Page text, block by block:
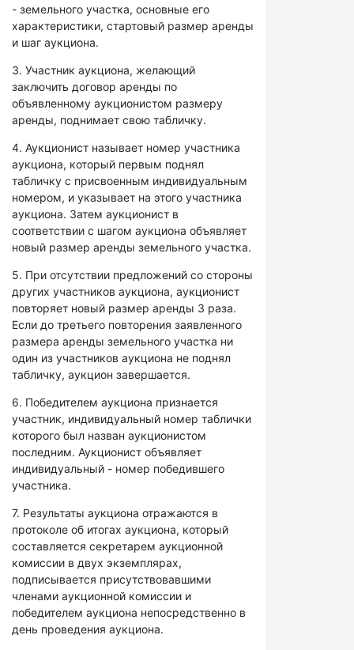
- земельного участка, основные его
характеристики, стартовый размер аренды
и шаг аукциона.
3. Участник аукциона, желающий
заключить договор аренды по
объявленному аукционистом размеру
аренды, поднимает свою табличку.
4. Аукционист называет номер участника
аукциона, который первым поднял
табличку с присвоенным индивидуальным
номером, и указывает на этого участника
аукциона. Затем аукционист в
соответствии с шагом аукциона объявляет
новый размер аренды земельного участка.
5. При отсутствии предложений со стороны
других участников аукциона, аукционист
повторяет новый размер аренды 3 раза.
Если до третьего повторения заявленного
размера аренды земельного участка ни
один из участников аукциона не поднял
табличку, аукцион завершается.
6. Победителем аукциона признается
участник, индивидуальный номер таблички
которого был назван аукционистом
последним. Аукционист объявляет
индивидуальный - номер победившего
участника.
7. Результаты аукциона отражаются в
протоколе об итогах аукциона, который
составляется секретарем аукционной
комиссии в двух экземплярах,
подписывается присутствовавшими
членами аукционной комиссии и
победителем аукциона непосредственно в
день проведения аукциона.